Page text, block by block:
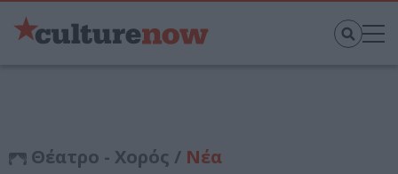
Θέατρο - Χορός / Νέα